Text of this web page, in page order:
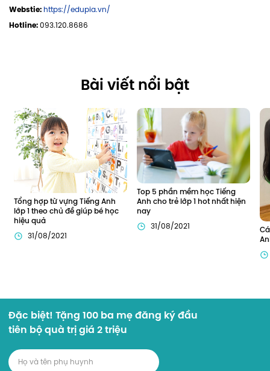
Webstie: https://edupia.vn/
Hotline:093.120.8686
Bài viết nổi bật
Tổng hợp từ vựng Tiếng Anh
lớp 1 theo chủ đề giúp bé học
hiệu quả
31/08/2021
Top 5 phần mềm học Tiếng
Anh cho trẻ lớp 1 hot nhất hiện
nay
31/08/2021
Đặc biệt! Tặng 100 ba mẹ đăng ký đầu
tiên bộ quà trị giá 2 triệu